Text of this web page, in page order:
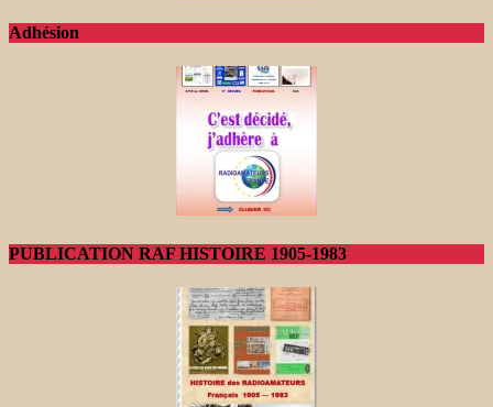
Adhésion
PUBLICATION RAF HISTOIRE 1905-1983